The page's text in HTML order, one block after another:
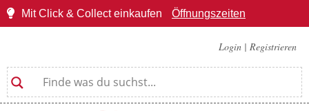
Mit Click & Collect einkaufen Öffnungszeiten
Login | Registrieren